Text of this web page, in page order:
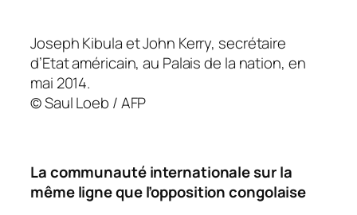
Joseph Kibula et John Kerry, secrétaire
d’Etat américain, au Palais de la nation, en
mai 2014.
© Saul Loeb / AFP
La communauté internationale sur la
même ligne que l’opposition congolaise